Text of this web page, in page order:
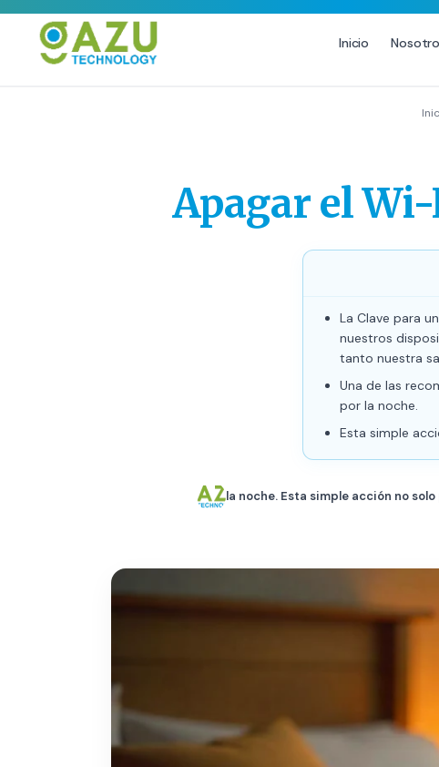
Inicio
Apagar el
La Clave para
nuestros
tanto nuestra
Una de las
por la noche.
Esta simple
la noche. Esta simple acción no